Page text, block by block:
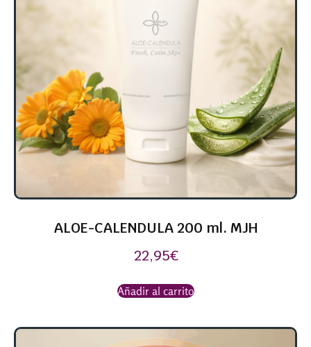
ALOE-CALENDULA 200 ml. MJH
22,95€
Añadir al carrito